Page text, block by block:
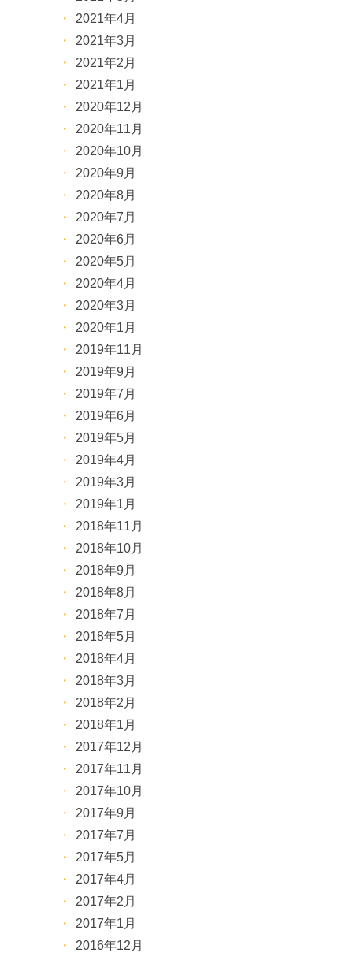
2021年4月
2021年3月
2021年2月
2021年1月
2020年12月
2020年11月
2020年10月
2020年9月
2020年8月
2020年7月
2020年6月
2020年5月
2020年4月
2020年3月
2020年1月
2019年11月
2019年9月
2019年7月
2019年6月
2019年5月
2019年4月
2019年3月
2019年1月
2018年11月
2018年10月
2018年9月
2018年8月
2018年7月
2018年5月
2018年4月
2018年3月
2018年2月
2018年1月
2017年12月
2017年11月
2017年10月
2017年9月
2017年7月
2017年5月
2017年4月
2017年2月
2017年1月
2016年12月